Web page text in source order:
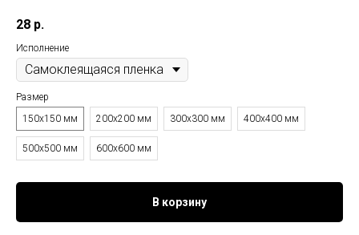
28 р.
Исполнение
Размер
150x150 мм
200x200 мм 300x300 мм 400x400 мм
500x500 мм 600x600 мм
В корзину